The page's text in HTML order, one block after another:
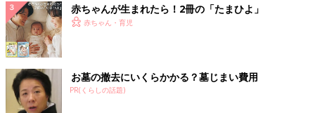
赤ちゃんが生まれたら！2冊の「たまひよ」
赤ちゃん・育児
お墓の撤去にいくらかかる？墓じまい費用
PR(くらしの話題)